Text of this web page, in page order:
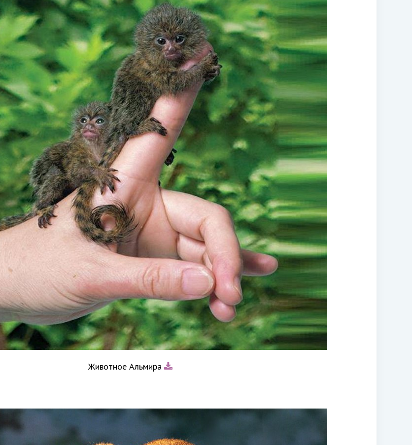
Животное Альмира